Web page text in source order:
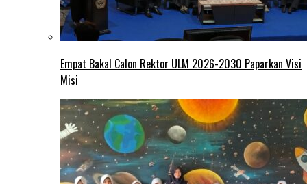
Empat Bakal Calon Rektor ULM 2026-2030 Paparkan Visi
Misi